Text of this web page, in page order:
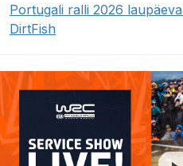
Portugali ralli 2026
DirtFish